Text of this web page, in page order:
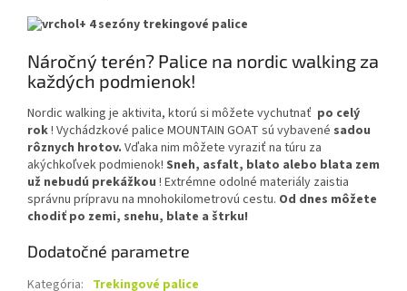
Náročný terén? Palice na nordic walking za
každých podmienok!
Nordic walking je aktivita, ktorú si môžete vychutnať po celý
rok! Vychádzkové palice MOUNTAIN GOAT sú vybavené sadou
rôznych hrotov. Vďaka nim môžete vyraziť na túru za
akýchkoľvek podmienok! Sneh, asfalt, blato alebo blata zem
už nebudú prekážkou ! Extrémne odolné materiály zaistia
správnu prípravu na mnohokilometrovú cestu. Od dnes môžete
chodiť po zemi, snehu, blate a štrku!
Dodatočné parametre
Kategória: Trekingové palice